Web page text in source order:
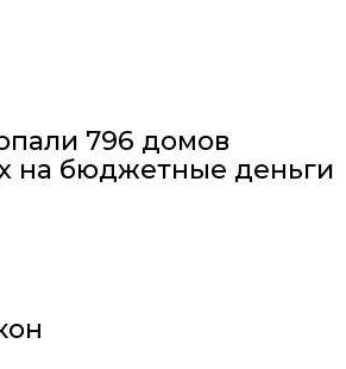
796 домов
на бюджетные деньги